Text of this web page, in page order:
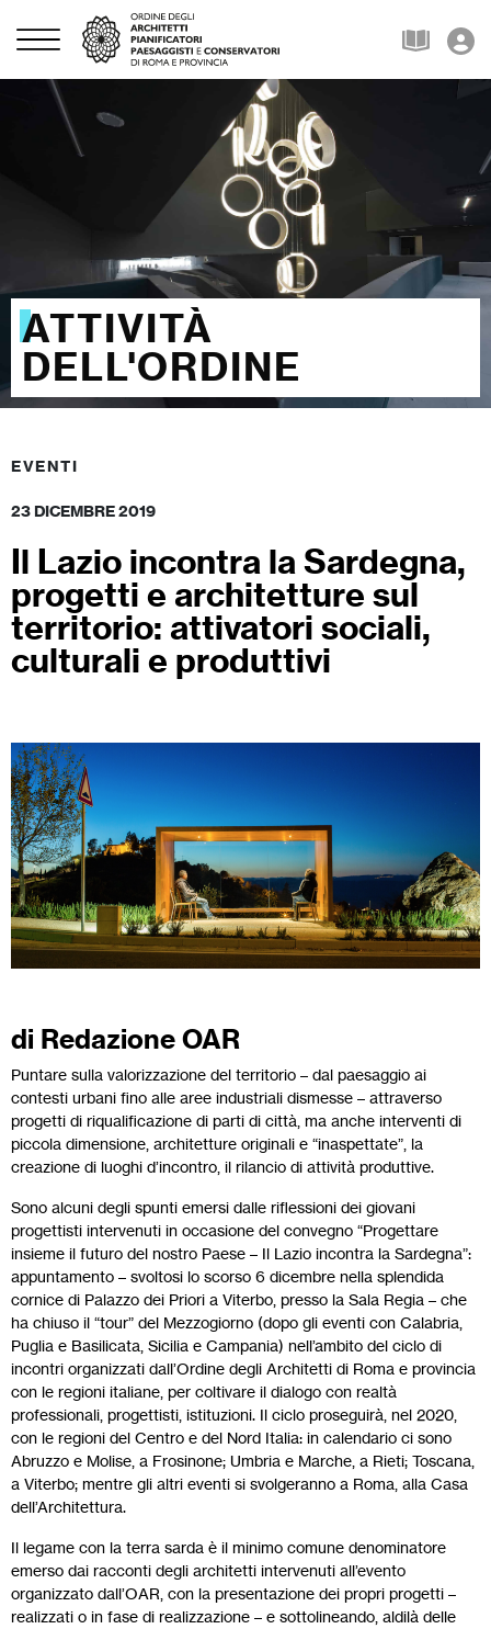
ATTIVITÀ
DELL'ORDINE
EVENTI
23 DICEMBRE 2019
Il Lazio incontra la Sardegna,
progetti e architetture sul
territorio: attivatori sociali,
culturali e produttivi
di Redazione OAR
Puntare sulla valorizzazione del territorio – dal paesaggio ai
contesti urbani fino alle aree industriali dismesse – attraverso
progetti di riqualificazione di parti di città, ma anche interventi di
piccola dimensione, architetture originali e “inaspettate”, la
creazione di luoghi d’incontro, il rilancio di attività produttive.
Sono alcuni degli spunti emersi dalle riflessioni dei giovani
progettisti intervenuti in occasione del convegno “Progettare
insieme il futuro del nostro Paese – Il Lazio incontra la Sardegna”:
appuntamento – svoltosi lo scorso 6 dicembre nella splendida
cornice di Palazzo dei Priori a Viterbo, presso la Sala Regia – che
ha chiuso il “tour” del Mezzogiorno (dopo gli eventi con Calabria,
Puglia e Basilicata, Sicilia e Campania) nell’ambito del ciclo di
incontri organizzati dall’Ordine degli Architetti di Roma e provincia
con le regioni italiane, per coltivare il dialogo con realtà
professionali, progettisti, istituzioni. Il ciclo proseguirà, nel 2020,
con le regioni del Centro e del Nord Italia: in calendario ci sono
Abruzzo e Molise, a Frosinone; Umbria e Marche, a Rieti; Toscana,
a Viterbo; mentre gli altri eventi si svolgeranno a Roma, alla Casa
dell’Architettura.
Il legame con la terra sarda è il minimo comune denominatore
emerso dai racconti degli architetti intervenuti all’evento
organizzato dall’OAR, con la presentazione dei propri progetti –
realizzati o in fase di realizzazione – e sottolineando, aldilà delle